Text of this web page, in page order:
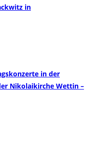
in
in der
Nikolaikirche Wettin –